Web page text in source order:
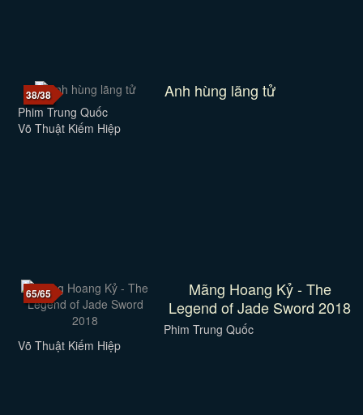
38/38 Anh hùng lãng tử
Phim Trung Quốc
Võ Thuật Kiếm Hiệp
65/65
Mãng Hoang Kỷ - The
Legend of Jade Sword 2018
Phim Trung Quốc
Võ Thuật Kiếm Hiệp